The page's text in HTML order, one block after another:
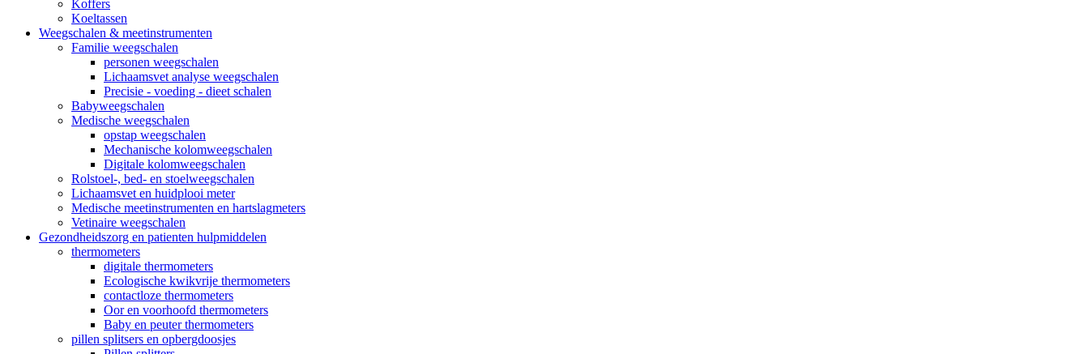
Koffers
Koeltassen
Weegschalen & meetinstrumenten
Familie weegschalen
personen weegschalen
Lichaamsvet analyse weegschalen
Precisie - voeding - dieet schalen
Babyweegschalen
Medische weegschalen
opstap weegschalen
Mechanische kolomweegschalen
Digitale kolomweegschalen
Rolstoel-, bed- en stoelweegschalen
Lichaamsvet en huidplooi meter
Medische meetinstrumenten en hartslagmeters
Vetinaire weegschalen
Gezondheidszorg en patienten hulpmiddelen
thermometers
digitale thermometers
Ecologische kwikvrije thermometers
contactloze thermometers
Oor en voorhoofd thermometers
Baby en peuter thermometers
pillen splitsers en opbergdoosjes